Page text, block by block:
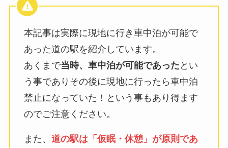
本記事は実際に現地に行き車中泊が可能で
あった道の駅を紹介しています。
あくまで当時、車中泊が可能であった とい
う事でありその後に現地に行ったら車中泊
禁止になっていた！という事もあり得ます
のでご注意ください。
また、 道の駅は「仮眠・休憩」が原則であ